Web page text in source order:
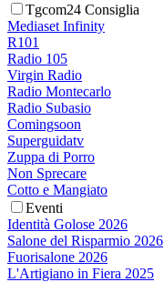
Tgcom24 Consiglia
Mediaset Infinity
R101
Radio 105
Virgin Radio
Radio Montecarlo
Radio Subasio
Comingsoon
Superguidatv
Zuppa di Porro
Non Sprecare
Cotto e Mangiato
Eventi
Identità Golose 2026
Salone del Risparmio 2026
Fuorisalone 2026
L'Artigiano in Fiera 2025